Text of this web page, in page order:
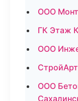
ООО
ГК Этаж
ООО
ООО